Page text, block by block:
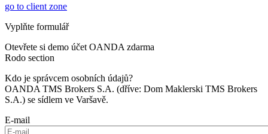
go to client zone
Vyplňte formulář
Otevřete si demo účet OANDA zdarma
Rodo section
Kdo je správcem osobních údajů?
OANDA TMS Brokers S.A. (dříve: Dom Maklerski TMS Brokers
S.A.) se sídlem ve Varšavě.
E-mail